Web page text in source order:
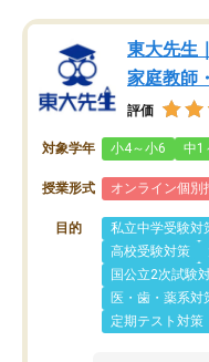
東大先生
家庭教師
評価
対象学年 小4～小6 中1
授業形式 オンライン個別
目的 私立中学受験対
高校受験対策
国公立2次試験
医・歯・薬系対
定期テスト対策